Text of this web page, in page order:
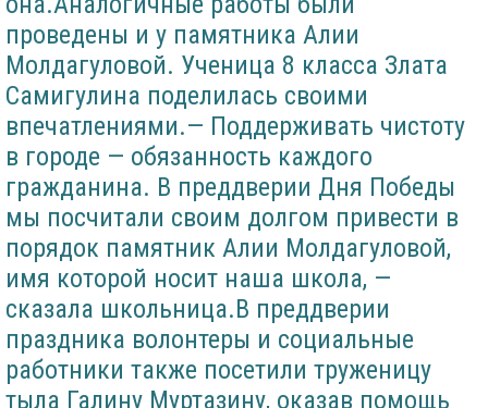
проведены и у памятника Алии
Молдагуловой. Ученица 8 класса Злата
Самигулина поделилась своими
впечатлениями.— Поддерживать чистоту
в городе — обязанность каждого
гражданина. В преддверии Дня Победы
мы посчитали своим долгом привести в
порядок памятник Алии Молдагуловой,
имя которой носит наша школа, —
сказала школьница.В преддверии
праздника волонтеры и социальные
работники также посетили труженицу
тыла Галину Муртазину, оказав помощь